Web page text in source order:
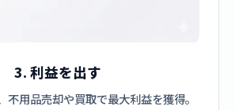
3. 利益を出す
不用品売却や買取で最大利益を獲得。